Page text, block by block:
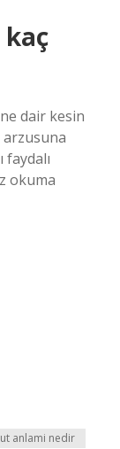
kaç
dair kesin
okuma
anlami nedir